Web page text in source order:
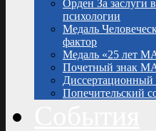
Орден За заслуги в
психологии
Медаль
фактор
Медаль «25 лет
Почетный знак
Диссертационный
Попечительский